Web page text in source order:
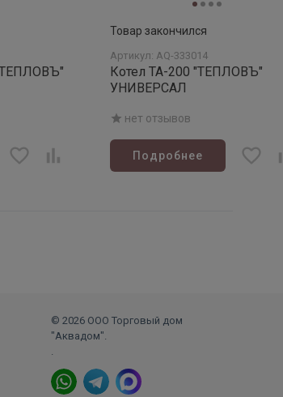
Товар закончился
Артикул: AQ-333014
Котел ТА-200 "ТЕПЛОВЪ"
УНИВЕРСАЛ
нет отзывов
Подробнее
© 2026 ООО Торговый дом
"Аквадом".
.